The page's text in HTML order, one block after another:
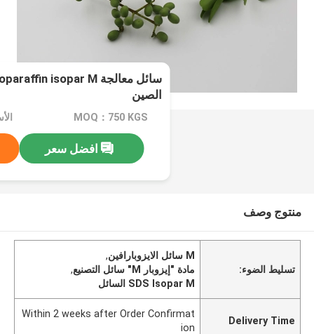
الصين
MOQ：750 KGS
افضل سعر
منتوج وصف
تسليط الضوء:
M سائل الايزوبارافين
,
مادة "إيزوبار M" سائل التصنيع
,
SDS Isopar M السائل
Delivery Time
Within 2 weeks after Order Confirmat
ion